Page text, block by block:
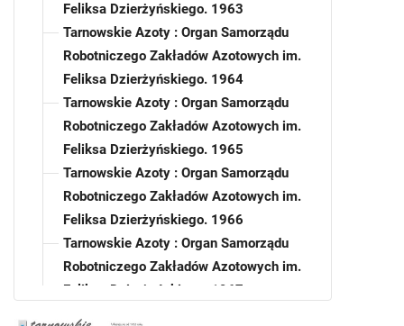
Feliksa Dzierżyńskiego. 1963
Tarnowskie Azoty : Organ Samorządu
Robotniczego Zakładów Azotowych im.
Feliksa Dzierżyńskiego. 1964
Tarnowskie Azoty : Organ Samorządu
Robotniczego Zakładów Azotowych im.
Feliksa Dzierżyńskiego. 1965
Tarnowskie Azoty : Organ Samorządu
Robotniczego Zakładów Azotowych im.
Feliksa Dzierżyńskiego. 1966
Tarnowskie Azoty : Organ Samorządu
Robotniczego Zakładów Azotowych im.
Feliksa Dzierżyńskiego. 1967